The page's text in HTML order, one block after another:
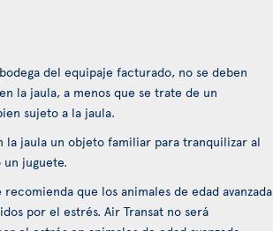
del equipaje facturado, no se deben
la jaula, a menos que se trate de un
sujeto a la jaula.
la jaula un objeto familiar para tranquilizar al
juguete.
que los animales de edad avanzada
por el estrés. Air Transat no será